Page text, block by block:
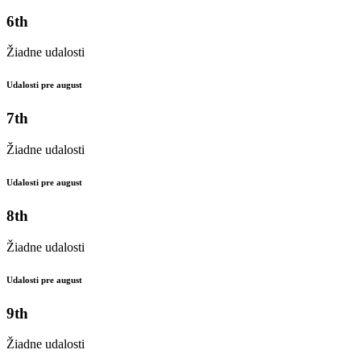
6th
Žiadne udalosti
Udalosti pre august
7th
Žiadne udalosti
Udalosti pre august
8th
Žiadne udalosti
Udalosti pre august
9th
Žiadne udalosti